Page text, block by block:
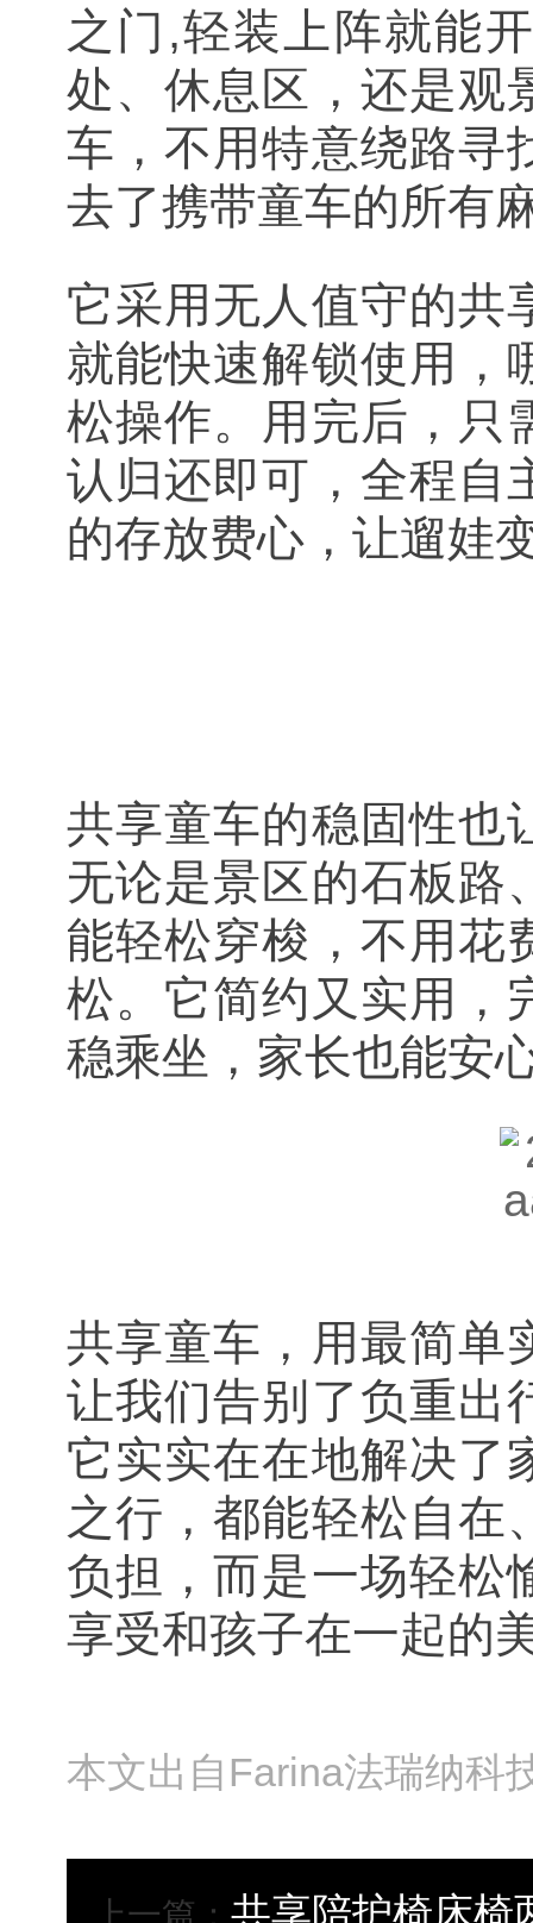
之门,轻装上阵就能
处、休息区，还是观
车，不用特意绕路寻
去了携带童车的所有
它采用无人值守的共
就能快速解锁使用，
松操作。用完后，只
认归还即可，全程自
的存放费心，让遛娃
共享童车的稳固性也
无论是景区的石板路
能轻松穿梭，不用花
松。它简约又实用，
稳乘坐，家长也能安
共享童车，用最简单
让我们告别了负重出
它实实在在地解决了
之行，都能轻松自在
负担，而是一场轻松
享受和孩子在一起的
本文出自Farina法瑞纳科
上一篇： 共享陪护椅床椅